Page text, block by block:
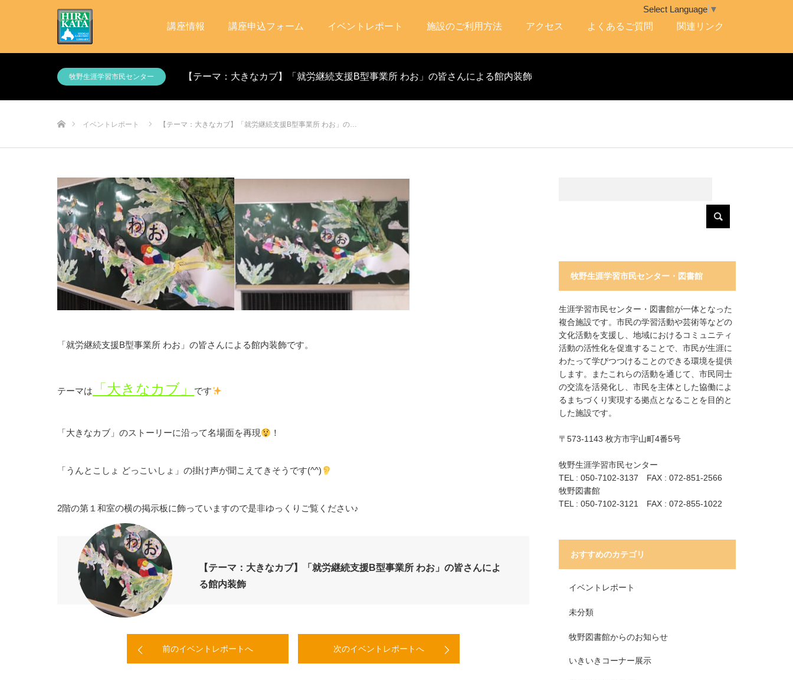
講座情報 講座申込フォーム イベントレポート 施設のご利用方法 アクセス よくあるご質問 関連リンク
Select Language ▼
牧野生涯学習市民センター 【テーマ：大きなカブ】「就労継続支援B型事業所 わお」の皆さんによる館内装飾
イベントレポート 【テーマ：大きなカブ】「就労継続支援B型事業所 わお」の…
「就労継続支援B型事業所 わお」の皆さんによる館内装飾です。
テーマは 「大きなカブ」 です
「大きなカブ」のストーリーに沿って名場面を再現 ！
「うんとこしょ どっこいしょ」の掛け声が聞こえてきそうです(^^)
2階の第１和室の横の掲示板に飾っていますので是非ゆっくりご覧ください♪
【テーマ：大きなカブ】「就労継続支援B型事業所 わお」の皆さんによ
る館内装飾
前のイベントレポートへ 次のイベントレポートへ
牧野生涯学習市民センター・図書館
生涯学習市民センター・図書館が一体となった
複合施設です。市民の学習活動や芸術等などの
文化活動を支援し、地域におけるコミュニティ
活動の活性化を促進することで、市民が生涯に
わたって学びつつけることのできる環境を提供
します。またこれらの活動を通じて、市民同士
の交流を活発化し、市民を主体とした協働によ
るまちづくり実現する拠点となることを目的と
した施設です。
〒573-1143 枚方市宇山町4番5号
牧野生涯学習市民センター
TEL : 050-7102-3137 FAX : 072-851-2566
牧野図書館
TEL : 050-7102-3121 FAX : 072-855-1022
おすすめのカテゴリ
イベントレポート
未分類
牧野図書館からのお知らせ
いきいきコーナー展示